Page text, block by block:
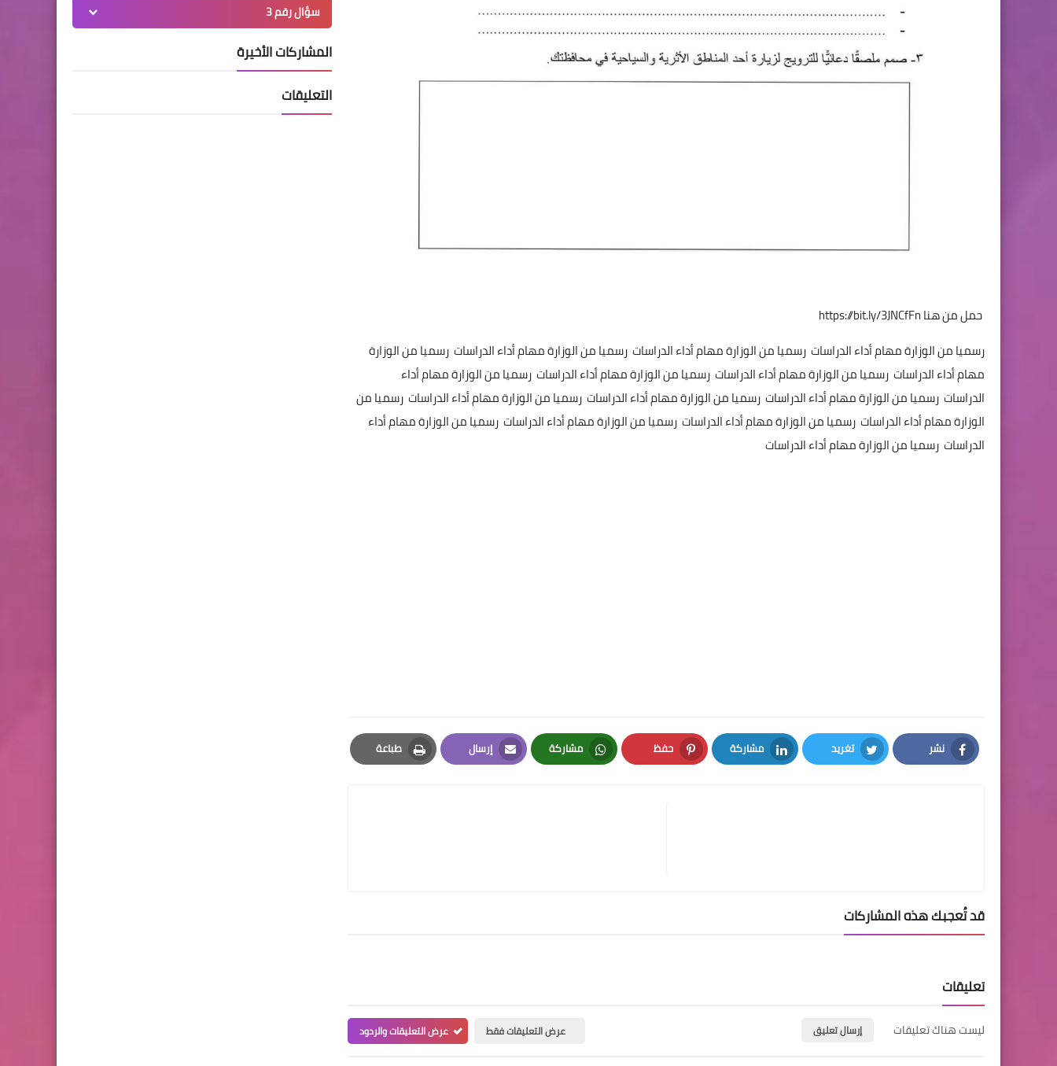
حمل من هناhttps://bit.ly/3JNCfFn
رسميا من الوزارة مهام أداء الدراسات رسميا من الوزارة مهام أداء الدراسات رسميا من الوزارة مهام أداء الدراسات رسميا من الوزارة
مهام أداء الدراسات رسميا من الوزارة مهام أداء الدراسات رسميا من الوزارة مهام أداء الدراسات رسميا من الوزارة مهام أداء
الدراسات رسميا من الوزارة مهام أداء الدراسات رسميا من الوزارة مهام أداء الدراسات رسميا من الوزارة مهام أداء الدراسات رسميا من
الوزارة مهام أداء الدراسات رسميا من الوزارة مهام أداء الدراسات رسميا من الوزارة مهام أداء الدراسات رسميا من الوزارة مهام أداء
الدراسات رسميا من الوزارة مهام أداء الدراسات
نشر
Facebook
تغريد
Twitter
مشاركة
LinkedIn
حفظ
Pinterest
مشاركة
Whatsapp
إرسال
Email
طباعة
Print
قد تُعجبك هذه المشاركات
تعليقات
ليست هناك تعليقات إرسال تعليق عرض التعليقات فقط عرض التعليقات والردود
سؤال رقم 3
المشاركات الأخيرة
التعليقات